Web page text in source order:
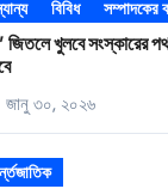
বিবিধ সম্পাদকের
জিতলে খুলবে সংস্কারের
জানু ৩০, ২০২৬